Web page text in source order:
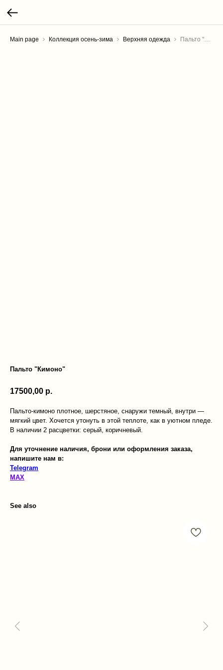
Main page Коллекция осень-зима Верхняя одежда
Пальто "Кимоно"
17500,00 р.
Пальто-кимоно плотное, шерстяное, снаружи темный, внутри —
мягкий цвет. Хочется утонуть в этой теплоте, как в уютном пледе.
В наличии 2 расцветки: серый, коричневый.
Для уточнение наличия, брони или оформления заказа,
напишите нам в:
Telegram
MAX
See also